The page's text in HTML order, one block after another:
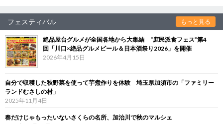
フェスティバル もっと見る
絶品屋台グルメが全国各地から大集結 “庶民派食フェス”第4
回「川口×絶品グルメビール＆日本酒祭り2026」を開催
2026年4月15日
自分で収穫した秋野菜を使って芋煮作りを体験 埼玉県加須市の「ファミリー
ランドむさしの村」
2025年11月4日
春だけじゃもったいないさくらの名所、加治川で秋のマルシェ